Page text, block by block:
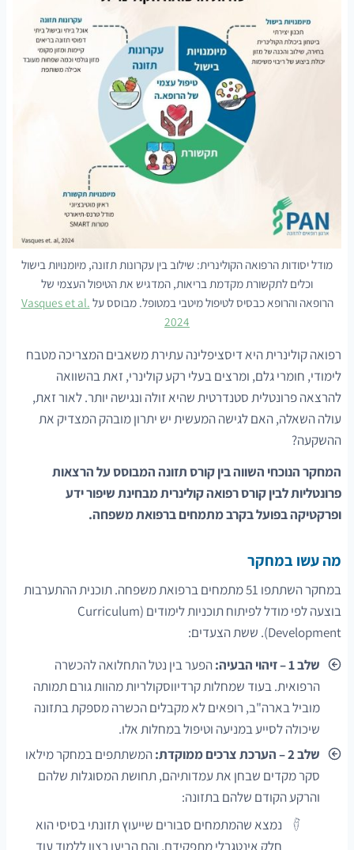
מודל יסודות הרפואה הקולינרית: שילוב בין עקרונות תזונה, מיומנויות בישול
וכלים לתקשורת מקדמת בריאות, המדגיש את הטיפול העצמי של
הרופאה והרופא כבסיס לטיפול מיטבי במטופל. מבוסס על Vasques et al.
2024
רפואה קולינרית היא דיסציפלינה עתירת משאבים המצריכה מטבח
לימודי, חומרי גלם, ומרצים בעלי רקע קולינרי, זאת בהשוואה
להרצאה פרונטלית סטנדרטית שהיא זולה ונגישה יותר. לאור זאת,
עולה השאלה, האם לגישה המעשית יש יתרון מובהק המצדיק את
ההשקעה?
המחקר הנוכחי השווה בין קורס תזונה המבוסס על הרצאות
פרונטליות לבין קורס רפואה קולינרית מבחינת שיפור ידע
ופרקטיקה בפועל בקרב מתמחים ברפואת משפחה.
מה עשו במחקר
במחקר השתתפו 51 מתמחים ברפואת משפחה. תוכנית ההתערבות
בוצעה לפי מודל לפיתוח תוכניות לימודים (Curriculum
Development). ששת הצעדים:
שלב 1 –
זיהוי הבעיה:הפער בין נטל התחלואה להכשרה
הרפואית. בעוד שמחלות קרדיווסקולריות מהוות גורם תמותה
מוביל בארה"ב, רופאים לא מקבלים הכשרה מספקת בתזונה
שיכולה לסייע במניעה וטיפול במחלות אלו.
שלב 2 – הערכת צרכים ממוקדת:
המשתתפים במחקר מילאו
סקר מקדים שבחן את עמדותיהם, תחושת המסוגלות שלהם
והרקע הקודם שלהם בתזונה:
נמצא שהמתמחים סבורים שייעוץ תזונתי בסיסי הוא
חלק אינטגרלי מתפקידם, והם הביעו רצון ללמוד עוד